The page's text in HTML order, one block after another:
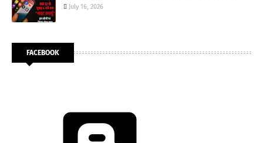
July 16, 2026
FACEBOOK